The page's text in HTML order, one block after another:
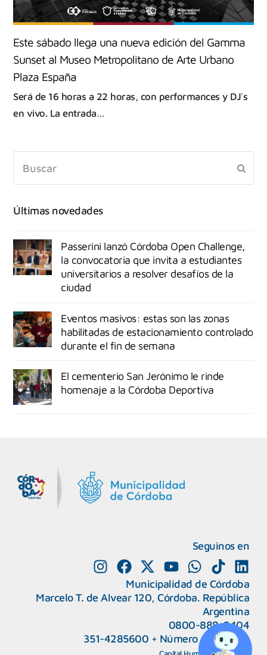
Este sábado llega una nueva edición del Gamma
Sunset al Museo Metropolitano de Arte Urbano
Plaza España
Será de 16 horas a 22 horas, con performances y DJ´s
en vivo. La entrada…
Últimas novedades
Passerini lanzó Córdoba Open Challenge,
la convocatoria que invita a estudiantes
universitarios a resolver desafíos de la
ciudad
Eventos masivos: estas son las zonas
habilitadas de estacionamiento controlado
durante el fin de semana
El cementerio San Jerónimo le rinde
homenaje a la Córdoba Deportiva
Seguinos en
Municipalidad de Córdoba
Marcelo T. de Alvear 120, Córdoba. República
Argentina
0800-888-0404
351-4285600 + Número de interno
CAPeM – Centro de Atención a Personas Migrantes y Refugiadas.